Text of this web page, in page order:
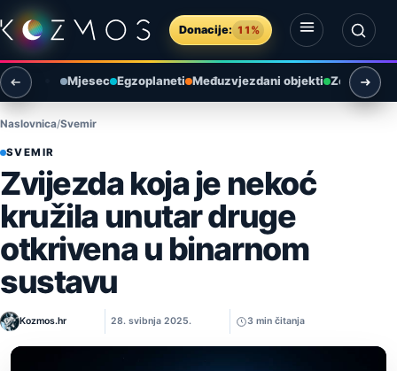
Preskoči na sadržaj
Donacije: 11%
Otvori izbornik
Otvori pretragu
Mjesec Egzoplaneti Međuzvjezdani objekti Zemlja i
Naslovnica Svemir
SVEMIR
Zvijezda koja je nekoć
kružila unutar druge
otkrivena u binarnom
sustavu
Kozmos.hr 28. svibnja 2025. 3 min čitanja